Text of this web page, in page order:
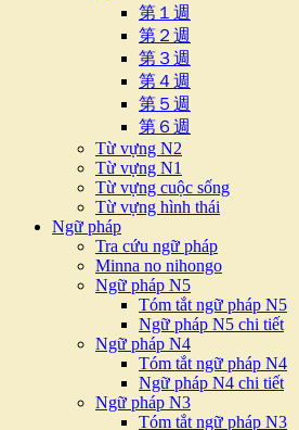
第１週
第２週
第３週
第４週
第５週
第６週
Từ vựng N2
Từ vựng N1
Từ vựng cuộc sống
Từ vựng hình thái
Ngữ pháp
Tra cứu ngữ pháp
Minna no nihongo
Ngữ pháp N5
Tóm tắt ngữ pháp N5
Ngữ pháp N5 chi tiết
Ngữ pháp N4
Tóm tắt ngữ pháp N4
Ngữ pháp N4 chi tiết
Ngữ pháp N3
Tóm tắt ngữ pháp N3